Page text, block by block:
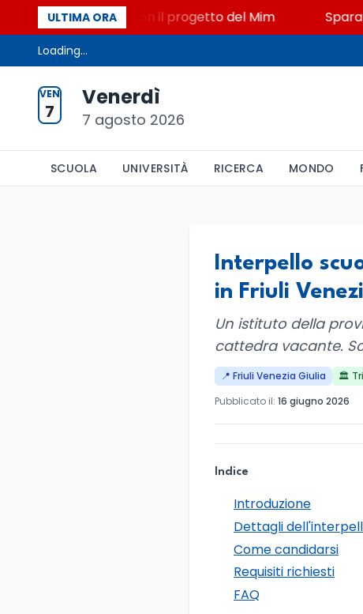
ULTIMA ORA
STEM a Lerici con il progetto del Mim
Loading...
VEN
7
Venerdì
7 agosto 2026
SCUOLA UNIVERSITÀ RICERCA MONDO
Interpello
in Friuli
Un istituto della
cattedra vacante.
📍 Friuli Venezia Giulia
🏛️
Pubblicato il: 16 giugno 2026
Indice
Introduzione
Dettagli
Come candidarsi
Requisiti richiesti
FAQ